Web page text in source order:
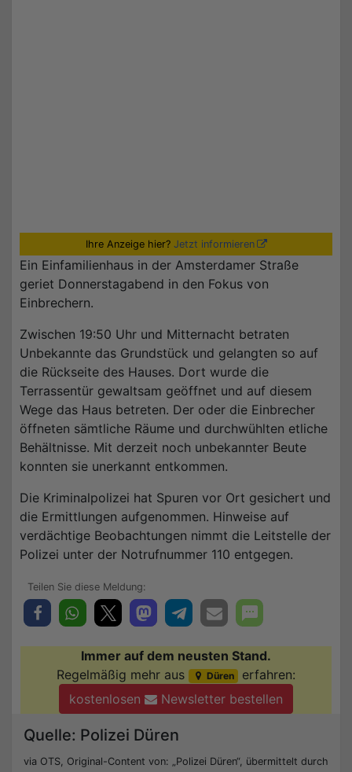
Ihre Anzeige hier? Jetzt informieren
Ein Einfamilienhaus in der Amsterdamer Straße
geriet Donnerstagabend in den Fokus von
Einbrechern.
Zwischen 19:50 Uhr und Mitternacht betraten
Unbekannte das Grundstück und gelangten so auf
die Rückseite des Hauses. Dort wurde die
Terrassentür gewaltsam geöffnet und auf diesem
Wege das Haus betreten. Der oder die Einbrecher
öffneten sämtliche Räume und durchwühlten etliche
Behältnisse. Mit derzeit noch unbekannter Beute
konnten sie unerkannt entkommen.
Die Kriminalpolizei hat Spuren vor Ort gesichert und
die Ermittlungen aufgenommen. Hinweise auf
verdächtige Beobachtungen nimmt die Leitstelle der
Polizei unter der Notrufnummer 110 entgegen.
Immer auf dem neusten Stand.
Regelmäßig mehr aus
Düren
erfahren:
kostenlosen
Newsletter bestellen
Quelle: Polizei Düren
via OTS, Original-Content von: „Polizei Düren“, übermittelt durch